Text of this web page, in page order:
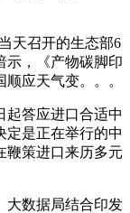
天召开的生态部6
示，《产物碳脚印
应天气变。。。
答应进口合适中
定是正在举行的中
鞭策进口来历多元
数据局结合印发